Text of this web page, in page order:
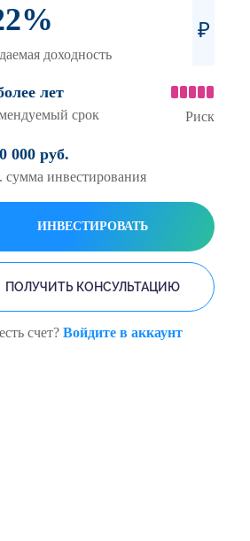
доходность
₽
лет
срок Риск
000 руб.
инвестирования
ИНВЕСТИРОВАТЬ
ПОЛУЧИТЬ КОНСУЛЬТАЦИЮ
счет? Войдите в аккаунт